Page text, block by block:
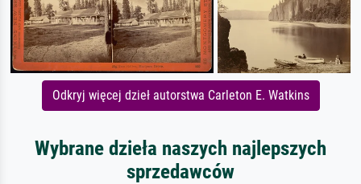
Odkryj więcej dzieł autorstwa Carleton E. Watkins
Wybrane dzieła naszych najlepszych
sprzedawców